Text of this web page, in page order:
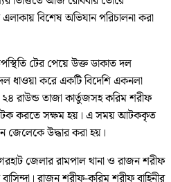
বিশেষ অভিযান পরিচালনা করা
টের পেয়ে উক্ত ডাকাত দল
ধাওয়া করে একটি বিদেশি একনলা
রাউন্ড তাজা কার্তুজসহ করিম শরীফ
করতে সক্ষম হয়। এ সময় আটককৃত
জেলেকে উদ্ধার করা হয়।
জেলার রামপাল থানা ও রাজন শরীফ